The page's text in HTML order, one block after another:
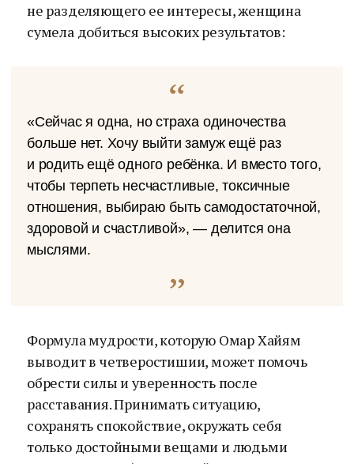
не разделяющего ее интересы, женщина
сумела добиться высоких результатов:
«Сейчас я одна, но страха одиночества
больше нет. Хочу выйти замуж ещё раз
и родить ещё одного ребёнка. И вместо того,
чтобы терпеть несчастливые, токсичные
отношения, выбираю быть самодостаточной,
здоровой и счастливой», — делится она
мыслями.
Формула мудрости, которую Омар Хайям
выводит в четверостишии, может помочь
обрести силы и уверенность после
расставания. Принимать ситуацию,
сохранять спокойствие, окружать себя
только достойными вещами и людьми